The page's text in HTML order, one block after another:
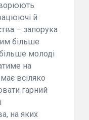
й
– запорука
більше
молоді
на
всіляко
гарний
на яких